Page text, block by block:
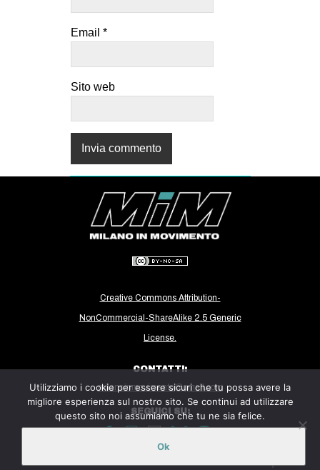
SEARCH
Email *
Sito web
Creative Commons Attribution-
NonCommercial-ShareAlike 2.5 Generic
License.
CONTATTI:
milanoinmovimento@gmail.com
SEGUICI SU:
Utilizziamo i cookie per essere sicuri che tu possa avere la
migliore esperienza sul nostro sito. Se continui ad utilizzare
questo sito noi assumiamo che tu ne sia felice.
Ok